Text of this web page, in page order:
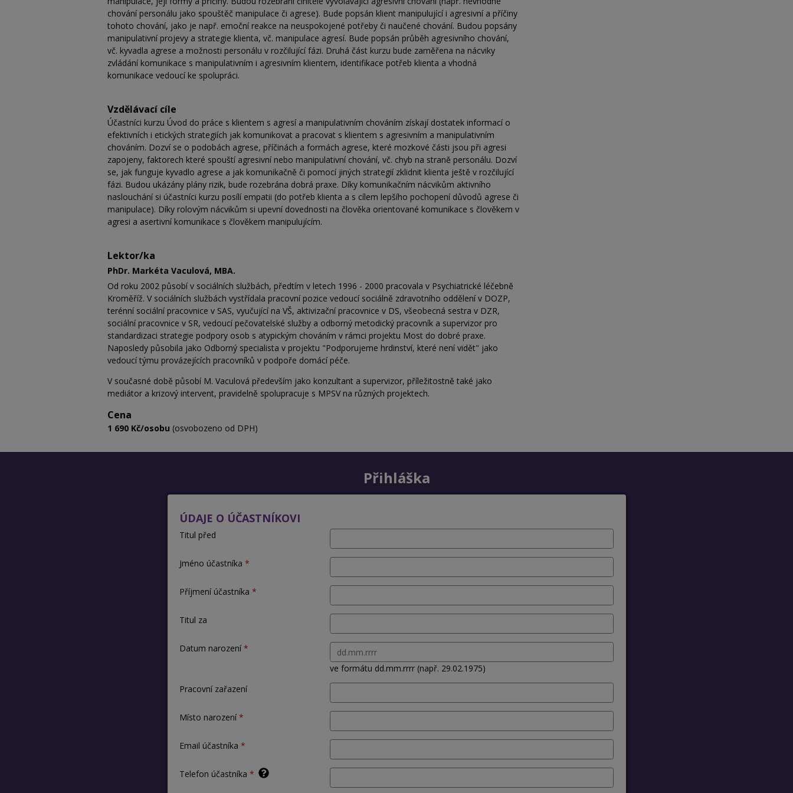
chování personálu jako spouštěč manipulace či agrese). Bude popsán klient manipulující i agresivní a příčiny
tohoto chování, jako je např. emoční reakce na neuspokojené potřeby či naučené chování. Budou popsány
manipulativní projevy a strategie klienta, vč. manipulace agresí. Bude popsán průběh agresivního chování,
vč. kyvadla agrese a možnosti personálu v rozčilující fázi. Druhá část kurzu bude zaměřena na nácviky
zvládání komunikace s manipulativním i agresivním klientem, identifikace potřeb klienta a vhodná
komunikace vedoucí ke spolupráci.
Vzdělávací cíle
Účastníci kurzu Úvod do práce s klientem s agresí a manipulativním chováním získají dostatek informací o
efektivních i etických strategiích jak komunikovat a pracovat s klientem s agresivním a manipulativním
chováním. Dozví se o podobách agrese, příčinách a formách agrese, které mozkové části jsou při agresi
zapojeny, faktorech které spouští agresivní nebo manipulativní chování, vč. chyb na straně personálu. Dozví
se, jak funguje kyvadlo agrese a jak komunikačně či pomocí jiných strategií zklidnit klienta ještě v rozčilující
fázi. Budou ukázány plány rizik, bude rozebrána dobrá praxe. Díky komunikačním nácvikům aktivního
naslouchání si účastníci kurzu posílí empatii (do potřeb klienta a s cílem lepšího pochopení důvodů agrese či
manipulace). Díky rolovým nácvikům si upevní dovednosti na člověka orientované komunikace s člověkem v
agresi a asertivní komunikace s člověkem manipulujícím.
Lektor/ka
PhDr. Markéta Vaculová, MBA.
Od roku 2002 působí v sociálních službách, předtím v letech 1996 - 2000 pracovala v Psychiatrické léčebně
Kroměříž. V sociálních službách vystřídala pracovní pozice vedoucí sociálně zdravotního oddělení v DOZP,
terénní sociální pracovnice v SAS, vyučující na VŠ, aktivizační pracovnice v DS, všeobecná sestra v DZR,
sociální pracovnice v SR, vedoucí pečovatelské služby a odborný metodický pracovník a supervizor pro
standardizaci strategie podpory osob s atypickým chováním v rámci projektu Most do dobré praxe.
Naposledy působila jako Odborný specialista v projektu "Podporujeme hrdinství, které není vidět" jako
vedoucí týmu provázejících pracovníků v podpoře domácí péče.
V současné době působí M. Vaculová především jako konzultant a supervizor, příležitostně také jako
mediátor a krizový intervent, pravidelně spolupracuje s MPSV na různých projektech.
Cena
1 690 Kč/osobu (osvobozeno od DPH)
Přihláška
ÚDAJE O ÚČASTNÍKOVI
Titul před
Jméno účastníka
Příjmení účastníka
Titul za
Datum narození
ve formátu dd.mm.rrrr (např. 29.02.1975)
Pracovní zařazení
Místo narození
Email účastníka
Telefon účastníka